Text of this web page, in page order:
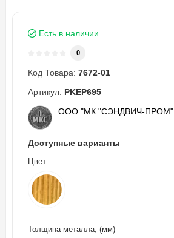
Есть в наличии
0
Код Товара: 7672-01
Артикул: PKEP695
ООО "МК "СЭНДВИЧ-ПРОМ"
Доступные варианты
Цвет
Толщина металла, (мм)